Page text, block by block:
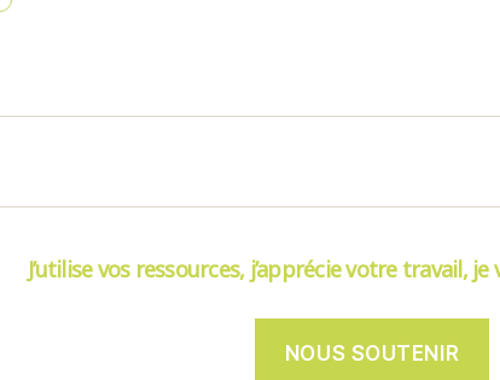
J’utilise vos ressources, j’apprécie votre travail,
NOUS SOUTENIR